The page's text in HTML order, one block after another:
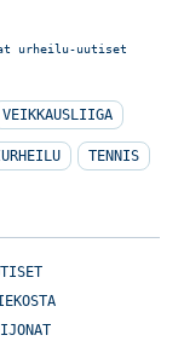
urheilu-uutiset
VEIKKAUSLIIGA
TENNIS